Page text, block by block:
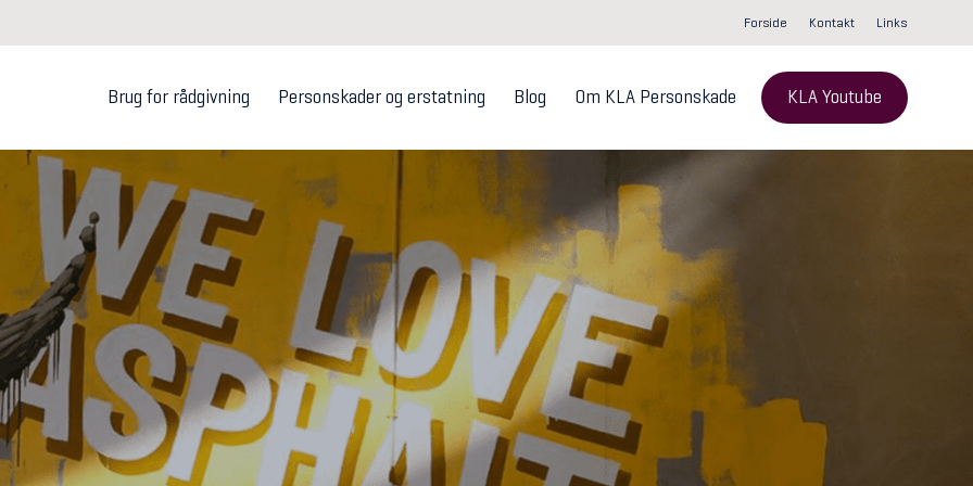
Forside Kontakt Links
Brug for rådgivning Personskader og erstatning Blog Om KLA Personskade KLA Youtube